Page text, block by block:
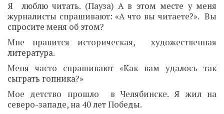
Я люблю читать. (Пауза) А в этом месте у меня
журналисты спрашивают: «А что вы читаете?». Вы
спросите меня об этом?
Мне нравится историческая, художественная
литература.
Меня часто спрашивают «Как вам удалось так
сыграть гопника?»
Мое детство прошло в Челябинске. Я жил на
северо-западе, на 40 лет Победы.